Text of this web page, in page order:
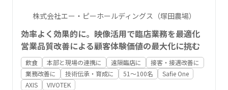
株式会社エー・ピーホールディングス（塚田農場）
効率よく効果的に。映像活用で臨店業務を最適化
営業品質改善による顧客体験価値の最大化に挑む
飲食 本部と現場の連携に 遠隔臨店に
接客・接遇改善に
業務改善に
技術伝承・育成に 51〜100名
Safie One
AXIS
VIVOTEK